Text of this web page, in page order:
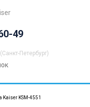
49
(Санкт-Петербург)
Kaiser KSM-4551